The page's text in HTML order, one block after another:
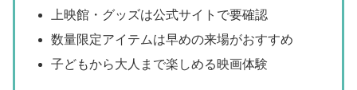
上映館・グッズは公式サイトで要確認
数量限定アイテムは早めの来場がおすすめ
子どもから大人まで楽しめる映画体験